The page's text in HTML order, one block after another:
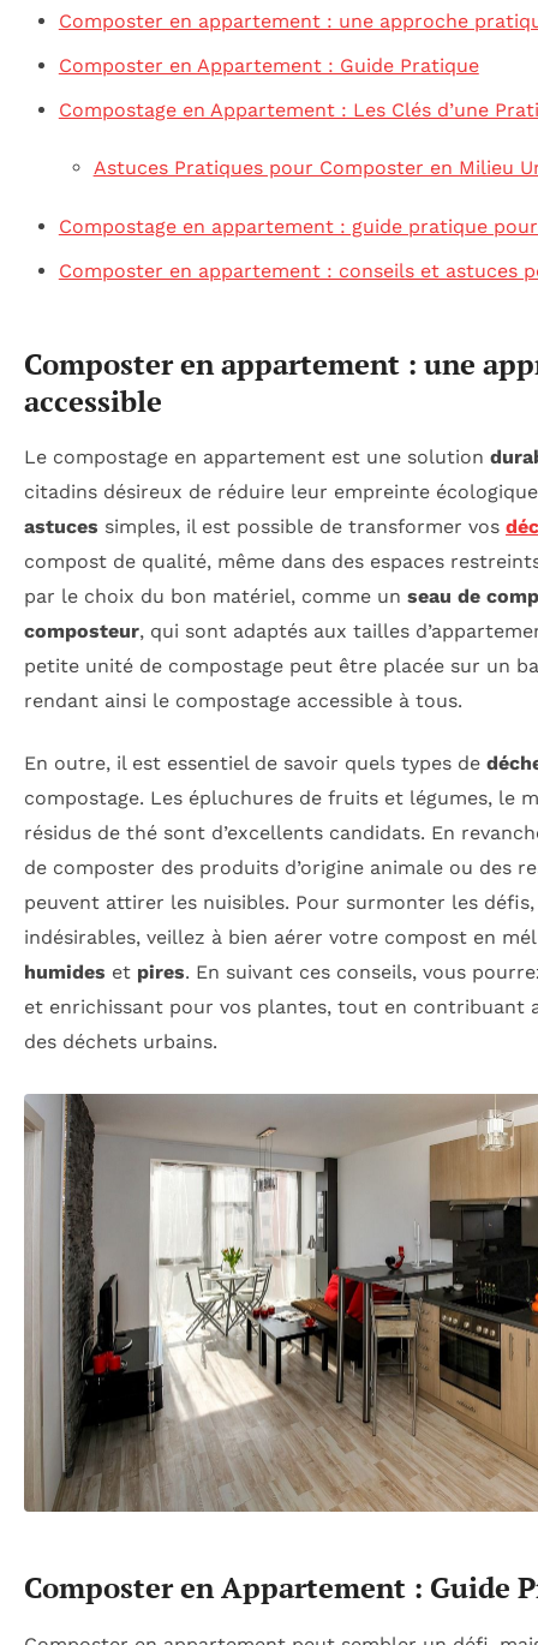
Composter en appartement : une approche
Composter en Appartement : Guide Pratique
Compostage en Appartement : Les Clés d’une
Astuces Pratiques pour Composter en Milieu
Compostage en appartement : guide pratique
Composter en appartement : conseils et astuces
Composter en appartement : une
accessible
Le compostage en appartement est une solution
citadins désireux de réduire leur empreinte
astuces simples, il est possible de transformer vos
compost de qualité, même dans des espaces
par le choix du bon matériel, comme un seau de
composteur, qui sont adaptés aux tailles
petite unité de compostage peut être placée sur un
rendant ainsi le compostage accessible à tous.
En outre, il est essentiel de savoir quels types de
compostage. Les épluchures de fruits et légumes, le
résidus de thé sont d’excellents candidats. En
de composter des produits d’origine animale ou des
peuvent attirer les nuisibles. Pour surmonter les
indésirables, veillez à bien aérer votre compost en
humides et pires. En suivant ces conseils, vous
et enrichissant pour vos plantes, tout en contribuant
des déchets urbains.
Composter en Appartement : Guide